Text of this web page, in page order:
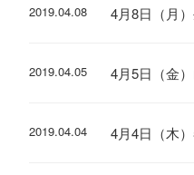
2019.04.08 4月8日（月
2019.04.05 4月5日（金
2019.04.04 4月4日（木